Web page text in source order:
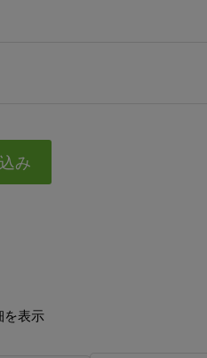
み
を表示